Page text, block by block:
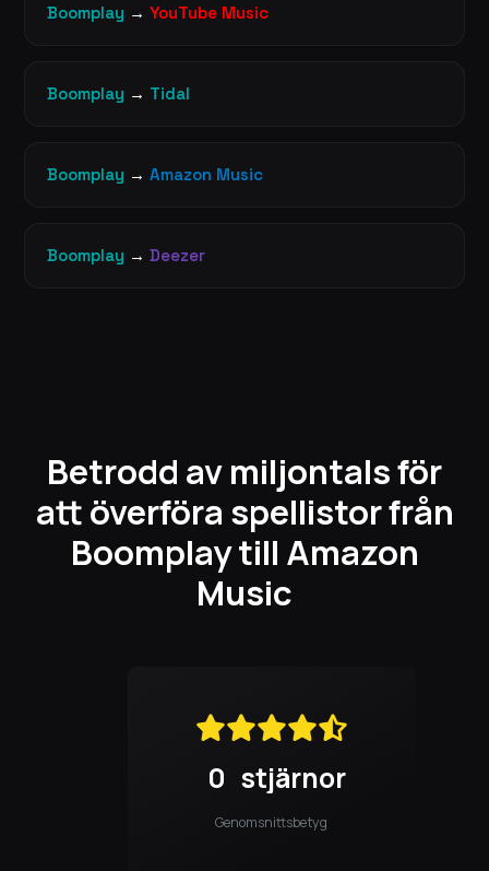
Boomplay → YouTube Music
Boomplay → Tidal
Boomplay → Amazon Music
Boomplay → Deezer
Betrodd av miljontals för
att överföra spellistor från
Boomplay till Amazon
Music
0 stjärnor
Genomsnittsbetyg